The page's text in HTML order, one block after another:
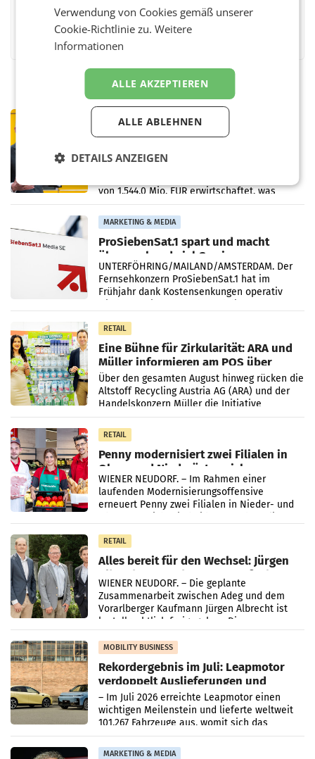
FacebookTwitter MessengerWhatsAppLinkedIn
Österreichische Post: Umsatzplus im
Briefgeschäft
WIEN Die Österreichische Post AG hat im
von 1.544,0 Mio. EUR erwirtschaftet, was
einem Plus von 3,8 Prozent gegenüber dem
Vergleichszeitraum
MARKETING & MEDIA
ProSiebenSat.1 spart und macht
überraschend viel Gewinn
UNTERFÖHRING/MAILAND/AMSTERDAM. Der
Fernsehkonzern ProSiebenSat.1 hat im
Frühjahr dank Kostensenkungen operativ
RETAIL
Eine Bühne für Zirkularität: ARA und
Müller informieren am POS über
Kreislauffähigkeit
Über den gesamten August hinweg rücken die
Altstoff Recycling Austria AG (ARA) und der
Handelskonzern Müller die Initiative
„Kreislauf-Helden“ in allen österreichischen
Müller-Filialen
RETAIL
Penny modernisiert zwei Filialen in
Ober- und Niederösterreich
WIENER NEUDORF. – Im Rahmen einer
laufenden Modernisierungsoffensive
erneuert Penny zwei Filialen in Nieder- und
RETAIL
Alles bereit für den Wechsel: Jürgen
Albrecht setzt ab 1.1.2027 auf Adeg
WIENER NEUDORF. – Die geplante
Zusammenarbeit zwischen Adeg und dem
Vorarlberger Kaufmann Jürgen Albrecht ist
kartellrechtlich freigegeben: Die
Bundeswettbewerbsbehörde und der
Bundeskartellanwalt
MOBILITY BUSINESS
Rekordergebnis im Juli: Leapmotor
verdoppelt Auslieferungen und
überschreitet die 100.000er-Marke
– Im Juli 2026 erreichte Leapmotor einen
wichtigen Meilenstein und lieferte weltweit
101.267 Fahrzeuge aus, womit sich das
Ergebnis gegenüber Juli 2025 mehr als
verdoppelte (+102
MARKETING & MEDIA
Verwendung von Cookies gemäß unserer
Cookie-Richtlinie zu.Weitere
Informationen
ALLE AKZEPTIEREN
ALLE ABLEHNEN
DETAILS ANZEIGEN